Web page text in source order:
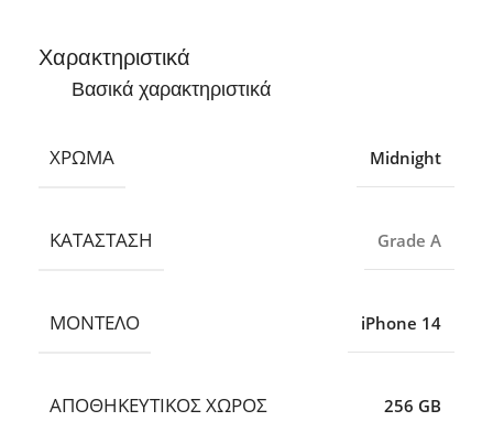
Χαρακτηριστικά
Βασικά χαρακτηριστικά
ΧΡΏΜΑ Midnight
ΚΑΤΆΣΤΑΣΗ Grade A
ΜΟΝΤΈΛΟ iPhone 14
ΑΠΟΘΗΚΕΥΤΙΚΌΣ ΧΏΡΟΣ 256 GB